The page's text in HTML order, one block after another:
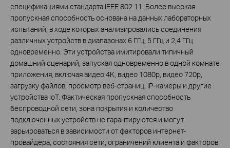
спецификациями стандарта IEEE 802.11. Более высокая
пропускная способность основана на данных лабораторных
испытаний, в ходе которых анализировались соединения
различных устройств в диапазонах 6 ГГц, 5 ГГц и 2,4 ГГц
одновременно. Эти устройства имитировали типичный
домашний сценарий, запуская одновременно в одной комнате
приложения, включая видео 4K, видео 1080p, видео 720p,
загрузку файлов, просмотр веб-страниц, IP-камеры и другие
устройства IoT. Фактическая пропускная способность
беспроводной сети, зона покрытия и количество
подключенных устройств не гарантируются и могут
варьироваться в зависимости от факторов интернет-
провайдера, состояния сети, ограничений клиента и факторов